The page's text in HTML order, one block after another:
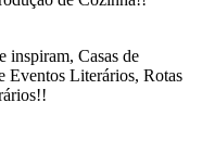
inspiram, Casas de
Eventos Literários, Rotas